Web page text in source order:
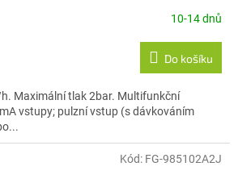
10-14 dnů
Do košíku
Maximální tlak 2bar. Multifunkční
vstupy; pulzní vstup (s dávkováním
Kód: FG-985102A2J